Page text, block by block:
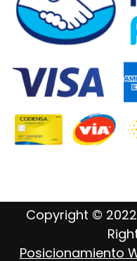
Copyright ©
Posicionamiento